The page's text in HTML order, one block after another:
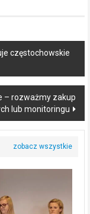
częstochowskie
– rozważmy zakup
lub monitoringu